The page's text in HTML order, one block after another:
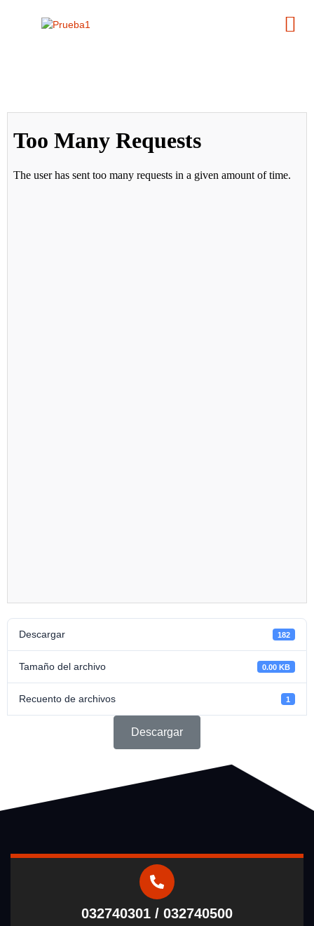
Descargar 182
Tamaño del archivo 0.00 KB
Recuento de archivos 1
Descargar
032740301 / 032740500